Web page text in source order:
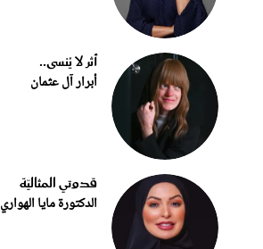
أثر لا يُنسى..
أبرار آل عثمان
قدوتي المثاليّة
الدكتورة مايا الهواري